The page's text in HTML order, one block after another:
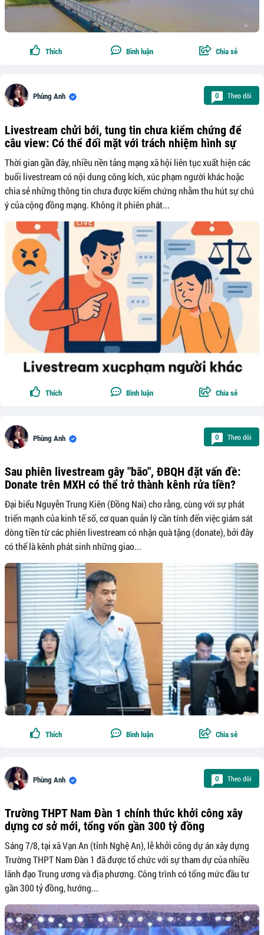
Thích Bình luận Chia sẻ
Phùng Anh 0 Theo dõi
Livestream chửi bới, tung tin chưa kiểm chứng để
câu view: Có thể đối mặt với trách nhiệm hình sự
Thời gian gần đây, nhiều nền tảng mạng xã hội liên tục xuất hiện các
buổi livestream có nội dung công kích, xúc phạm người khác hoặc
chia sẻ những thông tin chưa được kiểm chứng nhằm thu hút sự chú
ý của cộng đồng mạng. Không ít phiên phát...
Thích Bình luận Chia sẻ
Phùng Anh 0 Theo dõi
Sau phiên livestream gây "bão", ĐBQH đặt vấn đề:
Donate trên MXH có thể trở thành kênh rửa tiền?
Đại biểu Nguyễn Trung Kiên (Đồng Nai) cho rằng, cùng với sự phát
triển mạnh của kinh tế số, cơ quan quản lý cần tính đến việc giám sát
dòng tiền từ các phiên livestream có nhận quà tặng (donate), bởi đây
có thể là kênh phát sinh những giao...
Thích Bình luận Chia sẻ
Phùng Anh 0 Theo dõi
Trường THPT Nam Đàn 1 chính thức khởi công xây
dựng cơ sở mới, tổng vốn gần 300 tỷ đồng
Sáng 7/8, tại xã Vạn An (tỉnh Nghệ An), lễ khởi công dự án xây dựng
Trường THPT Nam Đàn 1 đã được tổ chức với sự tham dự của nhiều
lãnh đạo Trung ương và địa phương. Công trình có tổng mức đầu tư
gần 300 tỷ đồng, hướng...